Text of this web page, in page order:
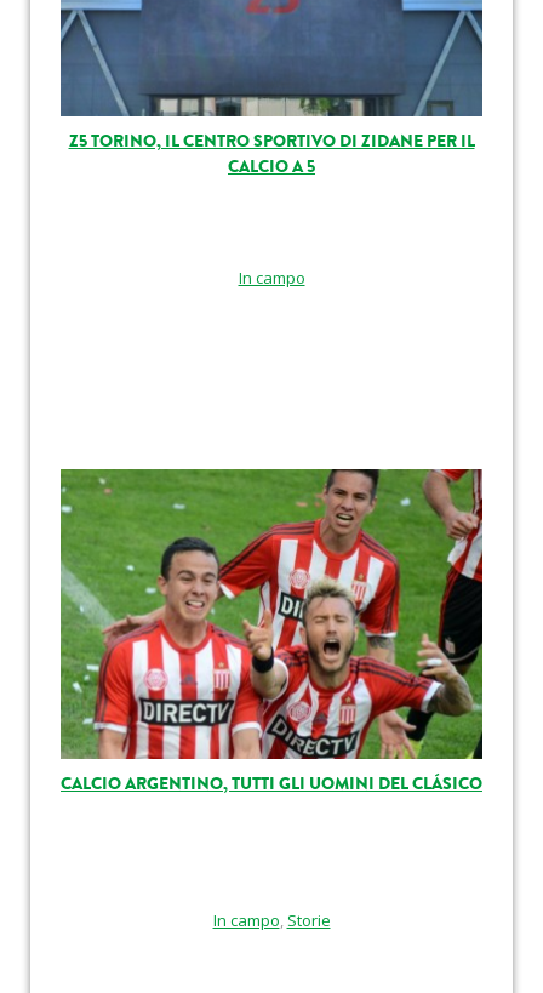
Z5 TORINO, IL CENTRO SPORTIVO DI ZIDANE PER IL
CALCIO A 5
In campo
CALCIO ARGENTINO, TUTTI GLI UOMINI DEL CLÁSICO
In campo, Storie